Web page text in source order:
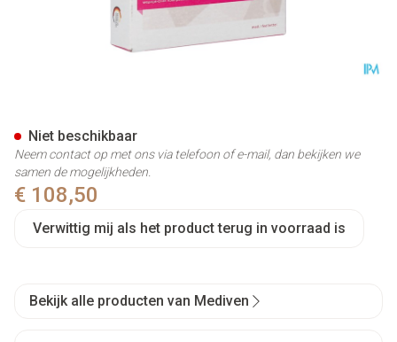
€ 108,50
Verwittig mij als het product terug in voorraad is
Niet beschikbaar
Neem contact op met ons via telefoon of e-mail, dan bekijken we
samen de mogelijkheden.
Bekijk alle producten van Mediven